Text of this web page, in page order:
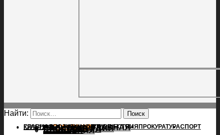
Найти:
ГЛАВНАЯПОЛИТИКАПРОИСШЕСТВИЯ ПРОКУРАТУРАСПОРТ
КУЛЬТУРАПОСЕЛЕНИЯГЛАВНАЯ
ПОЛИТИКА
ПРОИСШЕСТВИЯ
ПРОКУРАТУРА
СПОРТ
КУЛЬТУРА
ПОСЕЛЕНИЯ